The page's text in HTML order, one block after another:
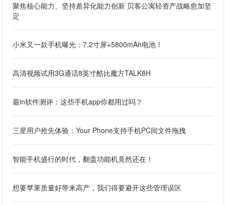
聚焦核心能力、坚持差异化能力创新 贝客公寓轻资产战略愈加坚
定
小米又一款手机曝光：7.2寸屏+5800mAh电池！
高清视频试用3G通话8英寸酷比魔方TALK8H
最in软件测评：这些手机app你都用过吗？
三星用户抢先体验：Your Phone支持手机PC间文件拖拽
智能手机盛行的时代，翻盖功能机竟然还在！
想要苹果质量好带来高产，我们得要避开这些管理误区